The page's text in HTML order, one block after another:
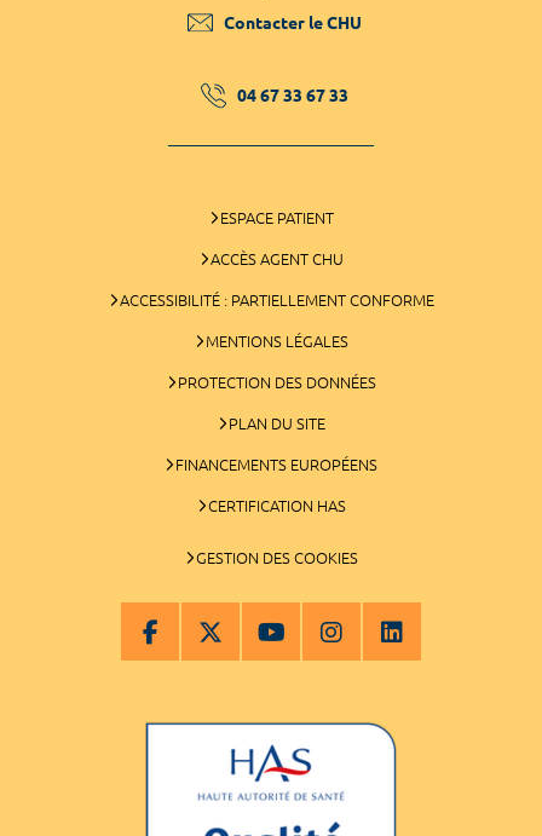
Contacter le CHU
04 67 33 67 33
ESPACE PATIENT
ACCÈS AGENT CHU
ACCESSIBILITÉ : PARTIELLEMENT CONFORME
MENTIONS LÉGALES
PROTECTION DES DONNÉES
PLAN DU SITE
FINANCEMENTS EUROPÉENS
CERTIFICATION HAS
GESTION DES COOKIES